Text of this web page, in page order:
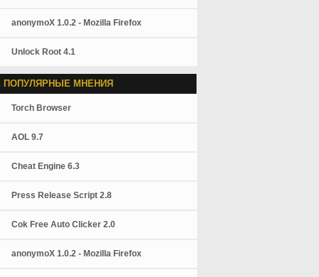
anonymoX 1.0.2 - Mozilla Firefox
Unlock Root 4.1
МНЕНИЯ
Torch Browser
AOL 9.7
Cheat Engine 6.3
Press Release Script 2.8
Cok Free Auto Clicker 2.0
anonymoX 1.0.2 - Mozilla Firefox